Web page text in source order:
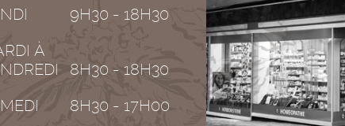
9H30 - 18H30
À
8H30 - 18H30
8H30 - 17H00